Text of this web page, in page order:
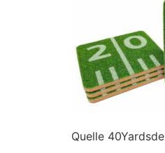
Quelle 40Yardsde